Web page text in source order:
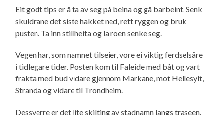
Eit godt tips er å ta av seg på beina og gå barbeint. Senk
skuldrane det siste hakket ned, rett ryggen og bruk
pusten. Ta inn stillheita og la roen senke seg.
Vegen har, som namnet tilseier, vore ei viktig ferdselsåre
i tidlegare tider. Posten kom til Faleide med båt og vart
frakta med bud vidare gjennom Markane, mot Hellesylt,
Stranda og vidare til Trondheim.
Dessverre er det lite skilting av stadnamn langs traseen.